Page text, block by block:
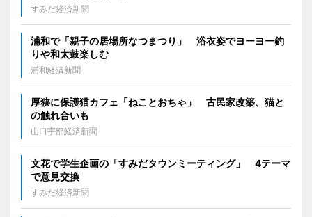
すみだ経済新聞
浦和で「親子の居場所なつまつり」 浴衣姿でヨーヨー釣
りや和太鼓楽しむ
浦和経済新聞
厚狭に保護猫カフェ「ねことおちゃ」 古民家改築、猫と
の触れ合いも
山口宇部経済新聞
文花で学生企画の「すみだタウンミーティング」 4テーマ
で意見交換
すみだ経済新聞